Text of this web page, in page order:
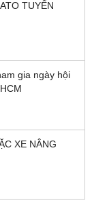
TUYỂN
gia ngày hội
XE NÂNG